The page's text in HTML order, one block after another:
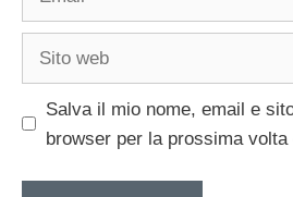
Sito
Salva il mio nome, email e
browser per la prossima volta